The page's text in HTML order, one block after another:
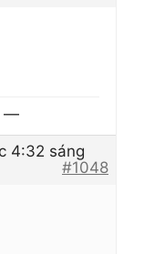
—
4:32 sáng
#1048